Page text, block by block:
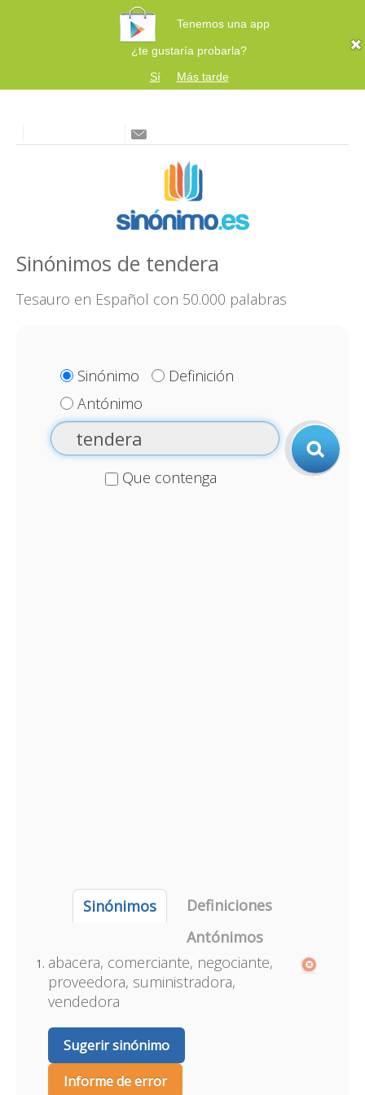
Tenemos una app
¿te gustaría probarla?
Sí
Más tarde
Sinónimos de tendera
Tesauro en Español con 50.000 palabras
Sinónimo
Definición
Antónimo
Que contenga
Sinónimos
Definiciones
Antónimos
abacera, comerciante, negociante,
proveedora, suministradora,
vendedora
Sugerir sinónimo
Informe de error